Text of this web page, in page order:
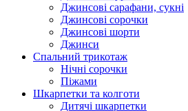
Джинсові сарафани, сукні
Джинсові сорочки
Джинсові шорти
Джинси
Спальний трикотаж
Нічні сорочки
Піжами
Шкарпетки та колготи
Дитячі шкарпетки